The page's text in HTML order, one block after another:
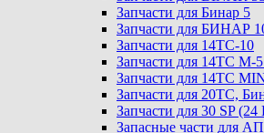
Запчасти для Бинар 5
Запчасти для БИНАР
Запчасти для 14ТС-10
Запчасти для 14ТС
Запчасти для 14ТС
Запчасти для 20ТС,
Запчасти для 30 SP (24
Запасные части для